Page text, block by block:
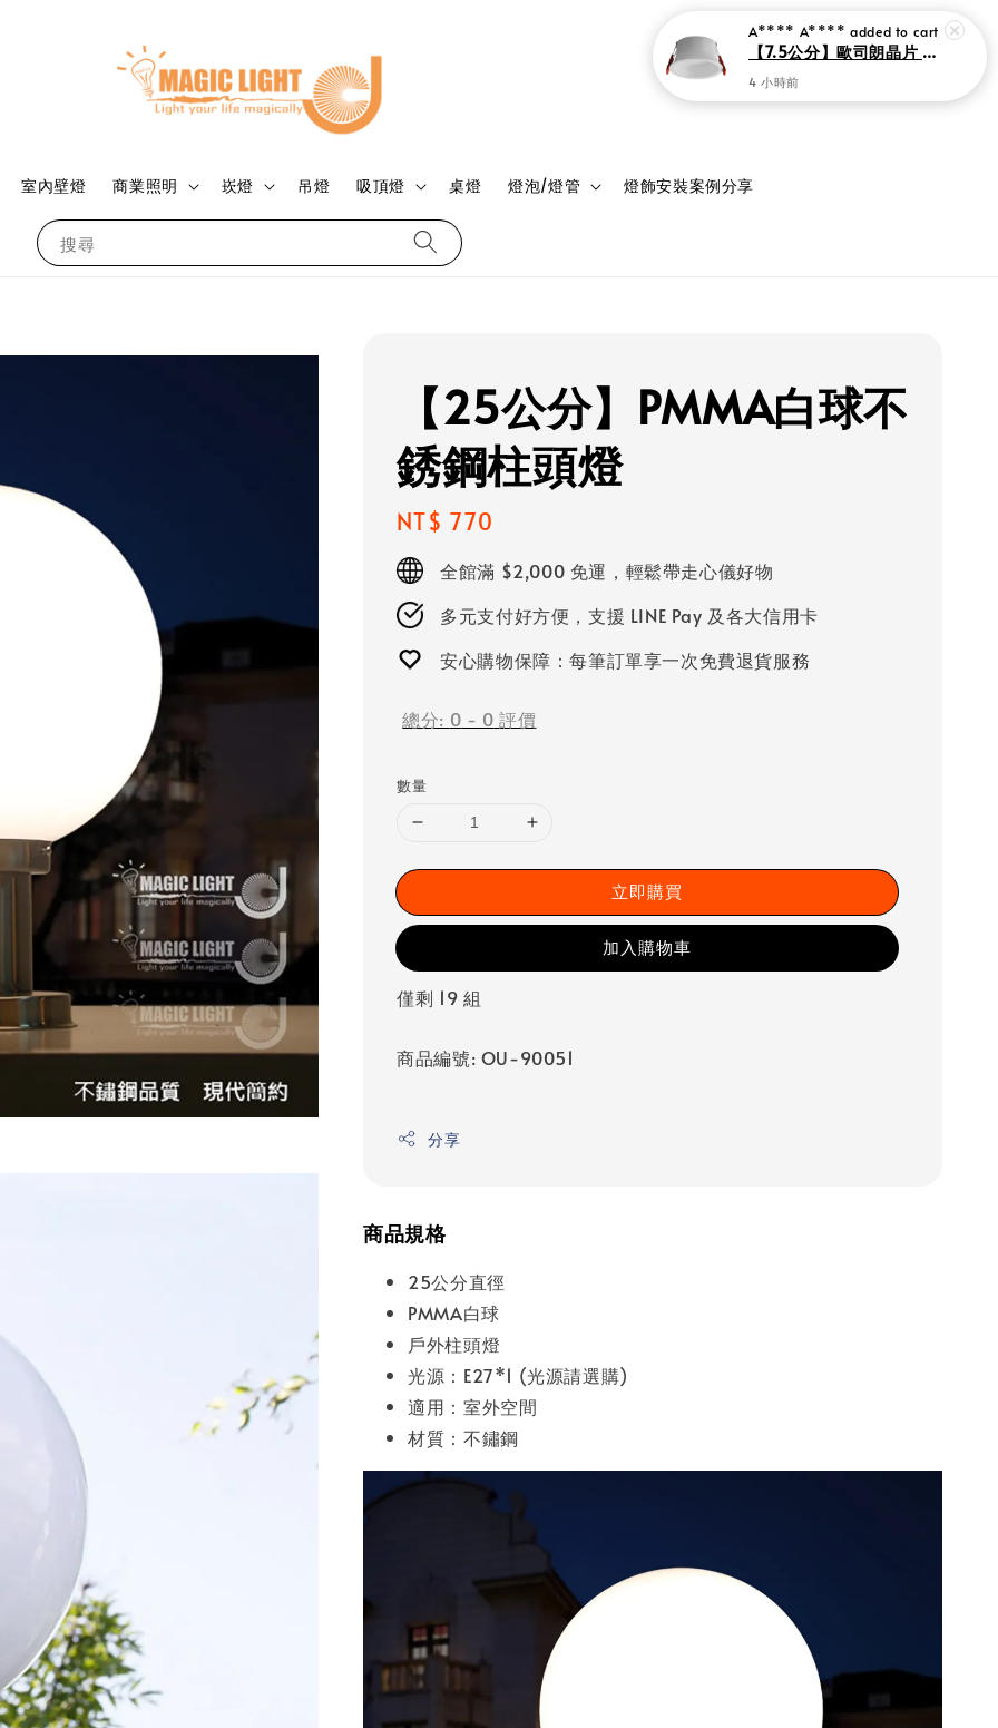
搜尋
室內壁燈 商業照明 崁燈 吊燈 吸頂燈 桌燈 燈泡/燈管 燈飾安裝案例分享
登入
【25公分】PMMA白球不
銹鋼柱頭燈
Regular
price
NT$ 770
全館滿 $2,000 免運，輕鬆帶走心儀好物
多元支付好方便，支援 LINE Pay 及各大信用卡
安心購物保障：每筆訂單享一次免費退貨服務
總分: 0 - 0 評價
數量
立即購買
加入購物車
僅剩 19 組
商品編號: OU-90051
分享
商品規格
25公分直徑
PMMA白球
戶外柱頭燈
光源：E27*1 (光源請選購)
適用：室外空間
材質：不鏽鋼